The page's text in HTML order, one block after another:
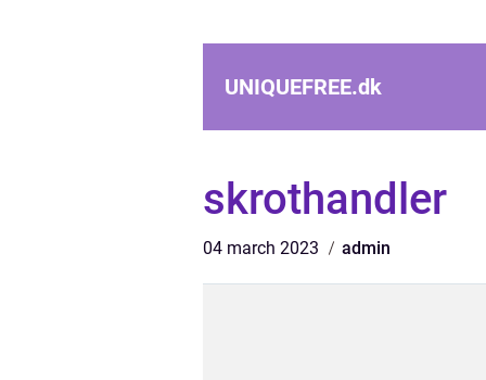
UNIQUEFREE.dk
skrothandler
04 march 2023 admin